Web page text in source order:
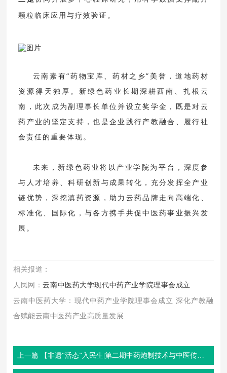
颗粒临床应用与疗效验证。
云南素有“药物宝库、药材之乡”美誉，道地药材
资源得天独厚。新绿色药业长期深耕西南、扎根云
南，此次成为副理事长单位并设立奖学金，既是对云
药产业的坚定支持，也是企业践行产教融合、履行社
会责任的重要体现。
未来，新绿色药业将以产业学院为平台，深度参
与人才培养、科研创新与成果转化，充分发挥全产业
链优势，深挖滇药资源，助力云药品牌走向高端化、
标准化、国际化，与各方携手共促中医药事业振兴发
展。
相关报道：
人民网：云南中医药大学现代中药产业学院理事会成立
云南中医药大学： 现代中药产业学院理事会成立 深化产教融
合赋能云南中医药产业高质量发展